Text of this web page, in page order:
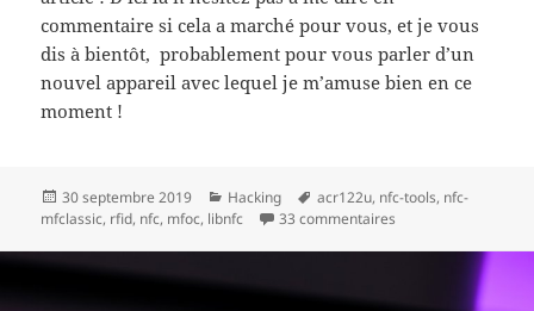
commentaire si cela a marché pour vous, et je vous
dis à bientôt, probablement pour vous parler d’un
nouvel appareil avec lequel je m’amuse bien en ce
moment !
Publié
le
30 septembre 2019 Catégories
Hacking
Mots-
clés
acr122u, nfc-tools, nfc-
mfclassic, rfid, nfc, mfoc, libnfc 33 commentaires